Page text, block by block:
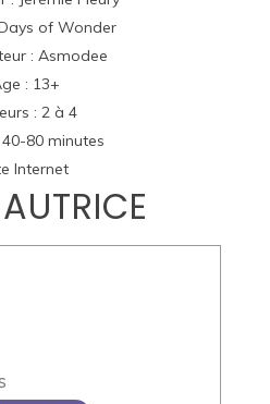
of Wonder
: Asmodee
: 13+
: 2 à 4
80 minutes
Internet